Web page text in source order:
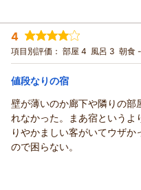
またのご来館をスタッフ一
す。
フロント 武下
これからも、より快適にお
ます。
またのご利用を心よりお待
フロント 小川
投稿者： よんよんさん(男性/40代)
宿泊プラン： 【じゃらんのお得な
も観光にも好立地なホテルで快適
宿泊価格帯： 6,001～7,000円(大
この度は、市原マリンホテ
うございます。
お褒めの言葉をいただきま
ております。
これからも、より快適にお
4
項目別評価： 部屋 4 風呂 3 朝食 -
値段なりの宿
壁が薄いのか廊下や隣りの部
れなかった。まあ宿というよ
りやかましい客がいてウザ
ので困らない。